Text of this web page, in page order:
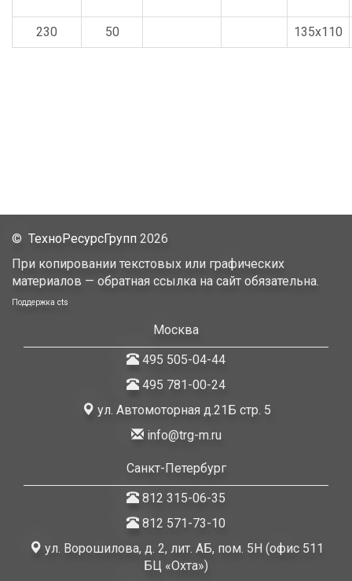
230 50 135x110
© ТехноРесурсГрупп 2026
При копировании текстовых или графических
материалов — обратная ссылка на сайт обязательна.
Поддержка cts
Москва
495 505-04-44
495 781-00-24
ул. Автомоторная д.21Б стр. 5
info@trg-m.ru
Санкт-Петербург
812 315-06-35
812 571-73-10
ул. Ворошилова, д. 2, лит. АБ, пом. 5Н (офис 511
БЦ «Охта»)